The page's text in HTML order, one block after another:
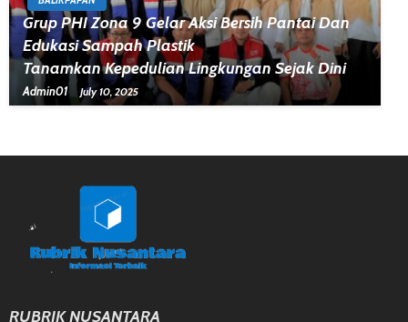
Grup PHI Zona 9 Gelar Aksi Bersih Pantai Dan
Edukasi Sampah Plastik
Tanamkan Kepedulian Lingkungan Sejak Dini
Admin01 July 10, 2025
RUBRIK NUSANTARA